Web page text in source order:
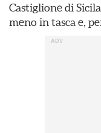
Castiglione di
meno in tasca e,